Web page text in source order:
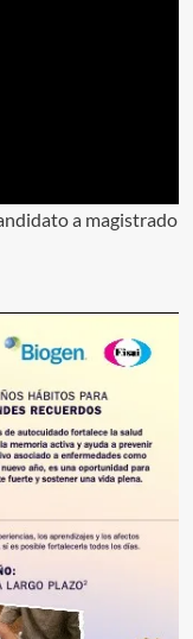
a magistrado